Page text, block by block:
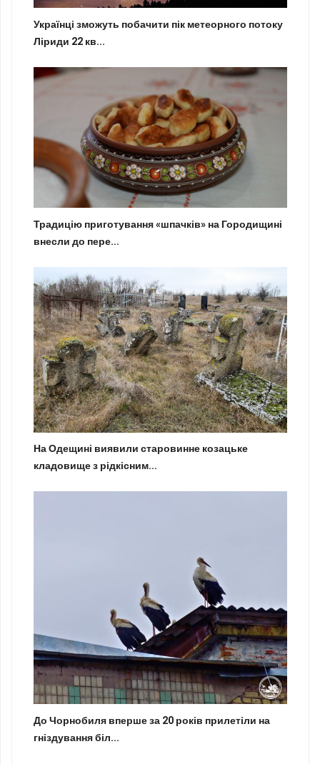
Українці зможуть побачити пік метеорного потоку
Ліриди 22 кв...
Традицію приготування «шпачків» на Городищині
внесли до пере...
На Одещині виявили старовинне козацьке
кладовище з рідкісним...
До Чорнобиля вперше за 20 років прилетіли на
гніздування біл...